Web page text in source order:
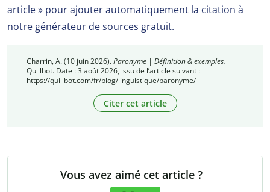
article » pour ajouter automatiquement la citation à
notre générateur de sources gratuit.
Charrin, A. (10 juin 2026).Paronyme | Définition & exemples.
Quillbot. Date : 3 août 2026, issu de l’article suivant :
https://quillbot.com/fr/blog/linguistique/paronyme/
Citer cet article
Vous avez aimé cet article ?